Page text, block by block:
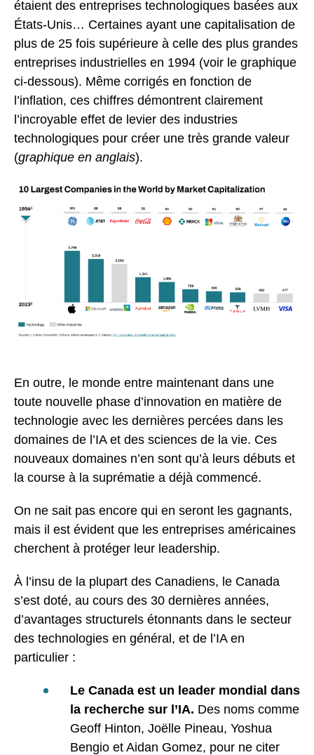
étaient des entreprises technologiques basées aux
États-Unis… Certaines ayant une capitalisation de
plus de 25 fois supérieure à celle des plus grandes
entreprises industrielles en 1994 (voir le graphique
ci-dessous). Même corrigés en fonction de
l’inflation, ces chiffres démontrent clairement
l’incroyable effet de levier des industries
technologiques pour créer une très grande valeur
(graphique en anglais).
En outre, le monde entre maintenant dans une
toute nouvelle phase d’innovation en matière de
technologie avec les dernières percées dans les
domaines de l’IA et des sciences de la vie. Ces
nouveaux domaines n’en sont qu’à leurs débuts et
la course à la suprématie a déjà commencé.
On ne sait pas encore qui en seront les gagnants,
mais il est évident que les entreprises américaines
cherchent à protéger leur leadership.
À l’insu de la plupart des Canadiens, le Canada
s’est doté, au cours des 30 dernières années,
d’avantages structurels étonnants dans le secteur
des technologies en général, et de l’IA en
particulier :
Le Canada est un leader mondial dans
la recherche sur l’IA. Des noms comme
Geoff Hinton, Joëlle Pineau, Yoshua
Bengio et Aidan Gomez, pour ne citer